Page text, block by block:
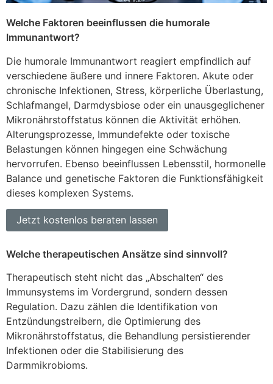
Welche Faktoren beeinflussen die humorale
Immunantwort?
Die humorale Immunantwort reagiert empfindlich auf
verschiedene äußere und innere Faktoren. Akute oder
chronische Infektionen, Stress, körperliche Überlastung,
Schlafmangel, Darmdysbiose oder ein unausgeglichener
Mikronährstoffstatus können die Aktivität erhöhen.
Alterungsprozesse, Immundefekte oder toxische
Belastungen können hingegen eine Schwächung
hervorrufen. Ebenso beeinflussen Lebensstil, hormonelle
Balance und genetische Faktoren die Funktionsfähigkeit
dieses komplexen Systems.
Jetzt kostenlos beraten lassen
Welche therapeutischen Ansätze sind sinnvoll?
Therapeutisch steht nicht das „Abschalten“ des
Immunsystems im Vordergrund, sondern dessen
Regulation. Dazu zählen die Identifikation von
Entzündungstreibern, die Optimierung des
Mikronährstoffstatus, die Behandlung persistierender
Infektionen oder die Stabilisierung des
Darmmikrobioms.